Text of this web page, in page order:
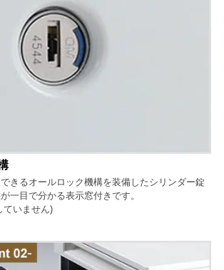
きるオールロック機構を装備したシリンダー錠
一目で分かる表示窓付きです。
ていません)